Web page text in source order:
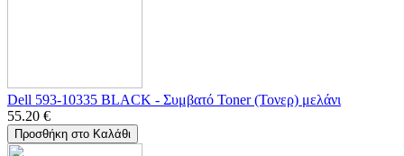
Dell 593-10335 BLACK - Συμβατό Toner (Τονερ) μελάνι
55.20 €
Προσθήκη στο Καλάθι